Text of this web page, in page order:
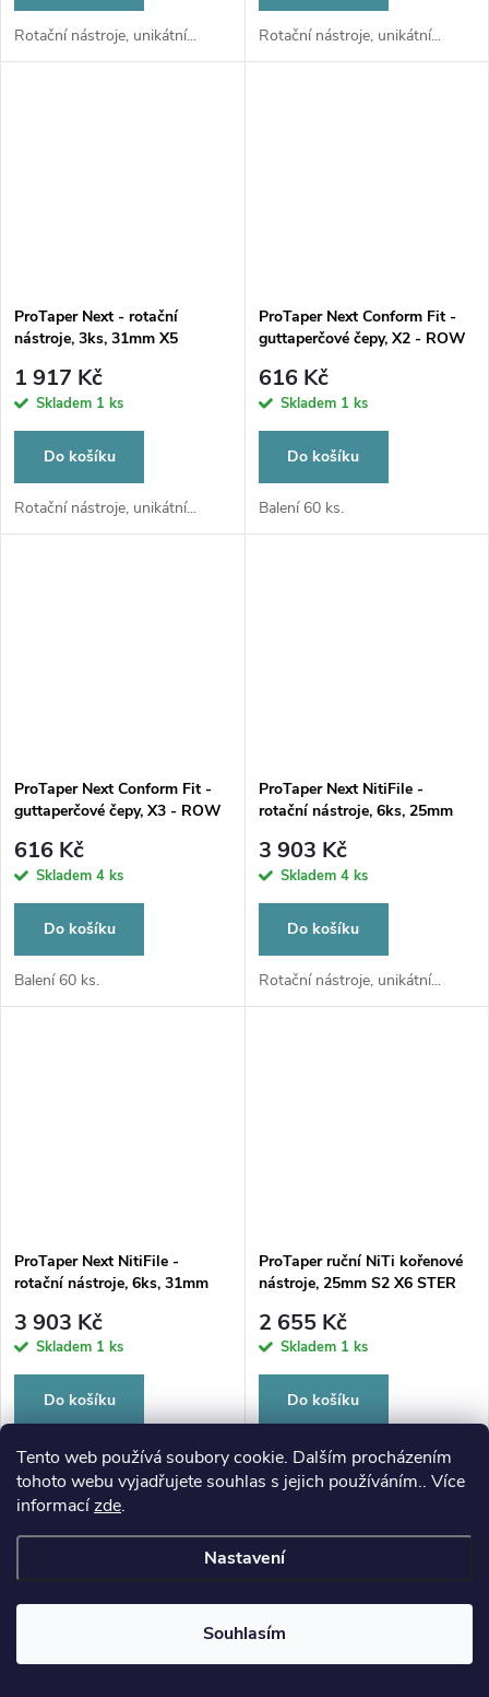
Tento web používá soubory cookie. Dalším procházením
tohoto webu vyjadřujete souhlas s jejich používáním.. Více
informacízde.
Nastavení
Souhlasím
Rotační nástroje, unikátní... Rotační nástroje, unikátní...
ProTaper Next - rotační
nástroje, 3ks, 31mm X5
1 917 Kč
Skladem 1 ks
Do košíku
Rotační nástroje, unikátní...
ProTaper Next Conform Fit -
guttaperčové čepy, X2 - ROW
616 Kč
Skladem 1 ks
Do košíku
Balení 60 ks.
ProTaper Next Conform Fit -
guttaperčové čepy, X3 - ROW
616 Kč
Skladem 4 ks
Do košíku
Balení 60 ks.
ProTaper Next NitiFile -
rotační nástroje, 6ks, 25mm
3 903 Kč
Skladem 4 ks
Do košíku
Rotační nástroje, unikátní...
ProTaper Next NitiFile -
rotační nástroje, 6ks, 31mm
3 903 Kč
Skladem 1 ks
Do košíku
Rotační nástroje, unikátní...
ProTaper ruční NiTi kořenové
nástroje, 25mm S2 X6 STER
2 655 Kč
Skladem 1 ks
Do košíku
Ruční nikl-titanové nástroje
pro...